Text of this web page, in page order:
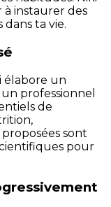
à instaurer des
ta vie.
élabore un
professionnel
de
sont
pour